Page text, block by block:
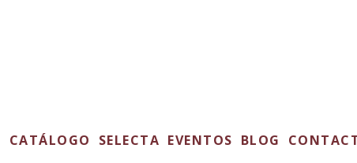
CATÁLOGO SELECTA EVENTOS BLOG